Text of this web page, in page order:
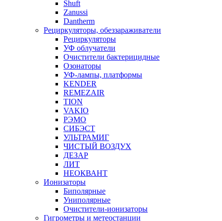
Shuft
Zanussi
Dantherm
Рециркуляторы, обеззараживатели
Рециркуляторы
УФ облучатели
Очистители бактерицидные
Озонаторы
УФ-лампы, платформы
KENDER
REMEZAIR
TION
VAKIO
РЭМО
СИБЭСТ
УЛЬТРАМИГ
ЧИСТЫЙ ВОЗДУХ
ДЕЗАР
ЛИТ
НЕОКВАНТ
Ионизаторы
Биполярные
Униполярные
Очистители-ионизаторы
Гигрометры и метеостанции